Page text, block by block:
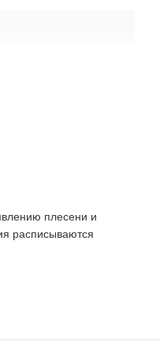
плесени и
расписываются